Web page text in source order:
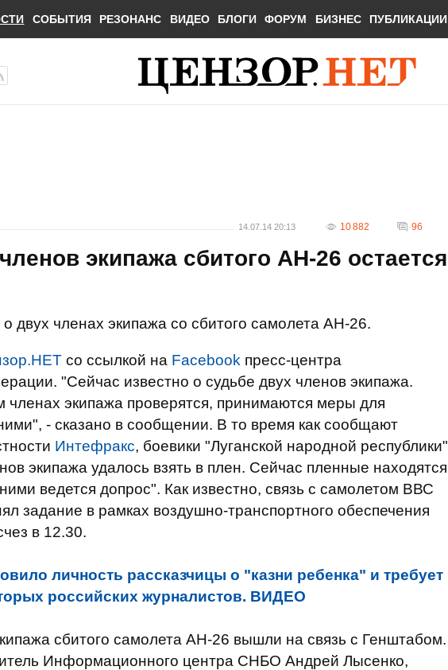
СОБЫТИЯ РЕЗОНАНС ВИДЕО БЛОГИ ФОРУМ БИЗНЕС ПУБЛИКАЦИИ
14.07.14 20:13 10 882 96
экипажа сбитого АН-26 остается
двух членах экипажа со сбитого самолета АН-26.
со ссылкой на Facebook пресс-центра
"Сейчас известно о судьбе двух членов экипажа.
экипажа проверятся, принимаются меры для
- сказано в сообщении. В то время как сообщают
Интефракс, боевики "Луганской народной республики"
экипажа удалось взять в плен. Сейчас пленные находятся
ведется допрос". Как известно, связь с самолетом ВВС
задание в рамках воздушно-транспортного обеспечения
в 12.30.
личность рассказчицы о "казни ребенка" и требует
российских журналистов. ВИДЕО
сбитого самолета АН-26 вышли на связь с Генштабом.
Информационного центра СНБО Андрей Лысенко,